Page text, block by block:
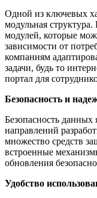
Одной из ключевых
модульная
модулей, которые
зависимости от
компаниям
задачи, будь то
портал для
Безопасность и
Безопасность
направлений
множество средств
встроенные
обновления
Удобство